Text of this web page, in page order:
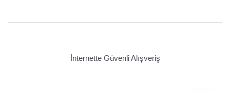
İnternette Güvenli Alışveriş